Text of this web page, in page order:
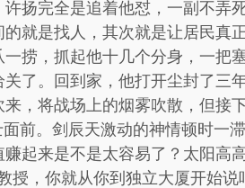
扬完全是追着他怼，一副不弄
就是找人，其次就是让居民真
捞，抓起他十几个分身，一把
了。回到家，他打开尘封了三
，将战场上的烟雾吹散，但接
前。剑辰天激动的神情顿时一
起来是不是太容易了？太阳高
授，你就从你到独立大厦开始